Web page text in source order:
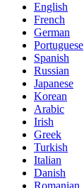
English
French
German
Portuguese
Spanish
Russian
Japanese
Korean
Arabic
Irish
Greek
Turkish
Italian
Danish